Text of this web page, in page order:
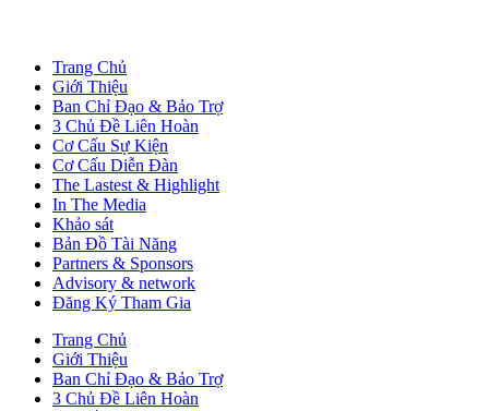
Trang Chủ
Giới Thiệu
Ban Chỉ Đạo & Bảo Trợ
3 Chủ Đề Liên Hoàn
Cơ Cấu Sự Kiện
Cơ Cấu Diễn Đàn
The Lastest & Highlight
In The Media
Khảo sát
Bản Đồ Tài Năng
Partners & Sponsors
Advisory & network
Đăng Ký Tham Gia
Trang Chủ
Giới Thiệu
Ban Chỉ Đạo & Bảo Trợ
3 Chủ Đề Liên Hoàn